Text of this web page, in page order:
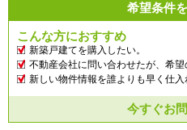
希望条件
こんな方におすすめ
新築戸建てを購入したい。
不動産会社に問い合わせたが、希望
新しい物件情報を誰よりも早く仕入
今すぐお